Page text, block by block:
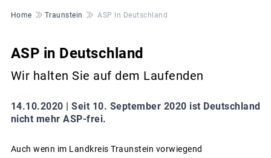
Pfadnavigation
Home Traunstein ASP In Deutschland
ASP in Deutschland
Wir halten Sie auf dem Laufenden
14.10.2020 | Seit 10. September 2020 ist Deutschland
nicht mehr ASP-frei.
Auch wenn im Landkreis Traunstein vorwiegend